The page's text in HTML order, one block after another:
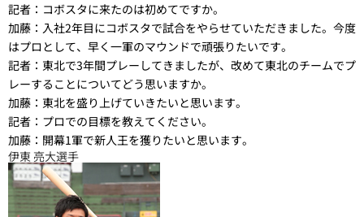
記者： コボスタに来たのは初めてですか。
加藤： 入社2年目にコボスタで試合をやらせていただきました。今度
はプロとして、早く一軍のマウンドで頑張りたいです。
記者： 東北で3年間プレーしてきましたが、改めて東北のチームでプ
レーすることについてどう思いますか。
加藤： 東北を盛り上げていきたいと思います。
記者： プロでの目標を教えてください。
加藤： 開幕1軍で新人王を獲りたいと思います。
伊東 亮大選手